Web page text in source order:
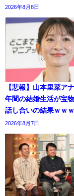
2026年8月8日
【悲報】山本里菜ア
年間の結婚生活が宝
話し合いの結果ｗｗｗ
2026年8月7日